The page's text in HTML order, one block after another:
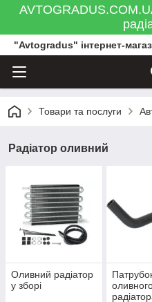
"Avtogradus" інтернет-
Товари та послуги
Радіатор оливний
Оливний радіатор
у зборі